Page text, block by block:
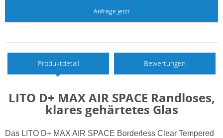
Anfrage jetzt
Produktdetail Bewertungen
LITO D+ MAX AIR SPACE Randloses,
klares gehärtetes Glas
Das LITO D+ MAX AIR SPACE Borderless Clear Tempered